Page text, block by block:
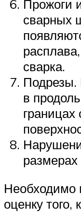
Прожоги
сварных
сварка.
Подрезы.
в
Необходимо
оценку